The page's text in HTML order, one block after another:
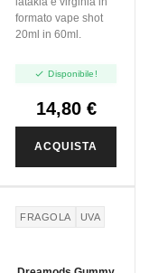
formato vape shot
20ml in 60ml.
 Disponibile!
14,80 €
ACQUISTA
FRAGOLA UVA